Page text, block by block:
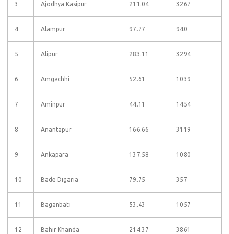
3 Ajodhya Kasipur 211.04 3267
4 Alampur 97.77 940
5 Alipur 283.11 3294
6 Amgachhi 52.61 1039
7 Aminpur 44.11 1454
8 Anantapur 166.66 3119
9 Ankapara 137.58 1080
10 Bade Digaria 79.75 357
11 Baganbati 53.43 1057
12 Bahir Khanda 214.37 3861